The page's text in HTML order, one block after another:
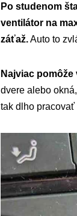
Po studenom
ventilátor na
záťaž.Auto to
Najviac
dvere alebo
tak dlho pracovať